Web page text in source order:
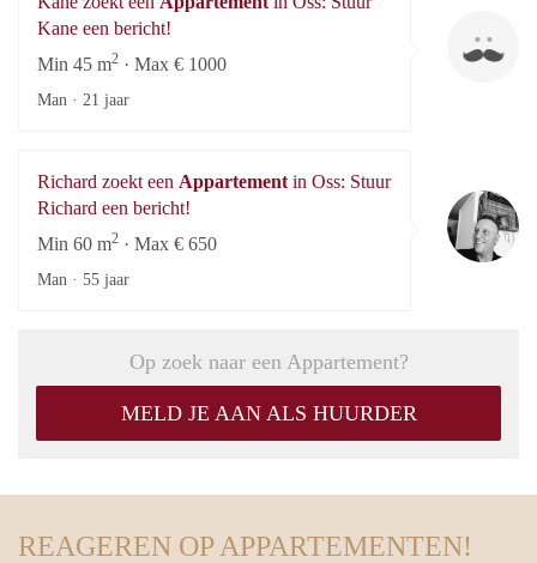
Kane een bericht!
Min 45 m2 · Max € 1000
Man · 21 jaar
Richard zoekt een Appartement in Oss: Stuur
Richard een bericht!
Min 60 m2 · Max € 650
Man · 55 jaar
Op zoek naar een Appartement?
MELD JE AAN ALS HUURDER
REAGEREN OP APPARTEMENTEN!